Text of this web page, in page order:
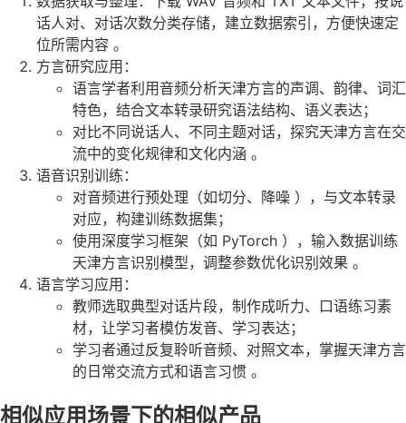
话人对、对话次数分类存储，建立数据索引，方便快速定
位所需内容 。
方言研究应用：
语言学者利用音频分析天津方言的声调、韵律、词汇
特色，结合文本转录研究语法结构、语义表达；
对比不同说话人、不同主题对话，探究天津方言在交
流中的变化规律和文化内涵 。
语音识别训练：
对音频进行预处理（如切分、降噪 ），与文本转录
对应，构建训练数据集；
使用深度学习框架（如 PyTorch ），输入数据训练
天津方言识别模型，调整参数优化识别效果 。
语言学习应用：
教师选取典型对话片段，制作成听力、口语练习素
材，让学习者模仿发音、学习表达；
学习者通过反复聆听音频、对照文本，掌握天津方言
的日常交流方式和语言习惯 。
相似应用场景下的相似产品